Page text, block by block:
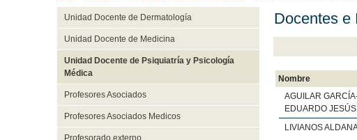
Unidad Docente de Dermatología
Unidad Docente de Medicina
Unidad Docente de Psiquiatría y Psicología
Médica
Profesores Asociados
Profesores Asociados Medicos
Profesorado externo
Docentes e
Nombre
AGUILAR
EDUARDO JESÚS
LIVIANOS